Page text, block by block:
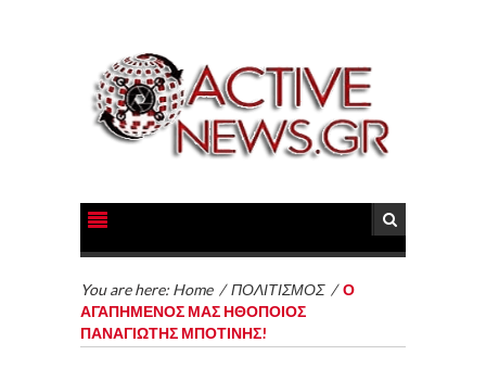
You are here: Home /ΠΟΛΙΤΙΣΜΟΣ /Ο
ΑΓΑΠΗΜΕΝΟΣ ΜΑΣ ΗΘΟΠΟΙΟΣ
ΠΑΝΑΓΙΩΤΗΣ ΜΠΟΤΙΝΗΣ!